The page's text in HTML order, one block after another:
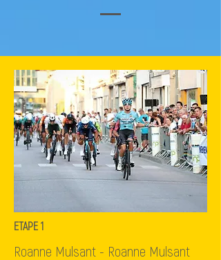
ETAPE 1
Roanne Mulsant - Roanne Mulsant